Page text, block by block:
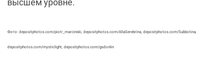
высшем уровне.
Фото: depositphotos.com/piotr_marcinski, depositphotos.com/AllaSerebrina, depositphotos.com/Subbotina,
depositphotos.com/mysticlight, depositphotos.com/gsdonlin